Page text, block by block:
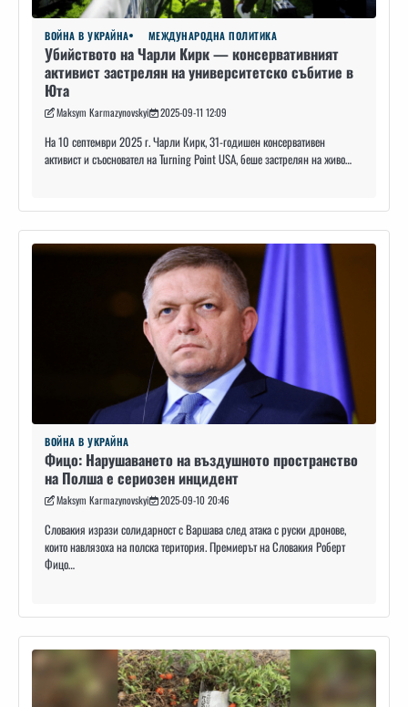
ВОЙНА В УКРАЙНА МЕЖДУНАРОДНА ПОЛИТИКА
Убийството на Чарли Кирк — консервативният
активист застрелян на университетско събитие в
Юта
Maksym Karmazynovskyi 2025-09-11 12:09
На 10 септември 2025 г. Чарли Кирк, 31-годишен консервативен
активист и съосновател на Turning Point USA, беше застрелян на живо…
ВОЙНА В УКРАЙНА
Фицо: Нарушаването на въздушното пространство
на Полша е сериозен инцидент
Maksym Karmazynovskyi 2025-09-10 20:46
Словакия изрази солидарност с Варшава след атака с руски дронове,
които навлязоха на полска територия. Премиерът на Словакия Роберт
Фицо…